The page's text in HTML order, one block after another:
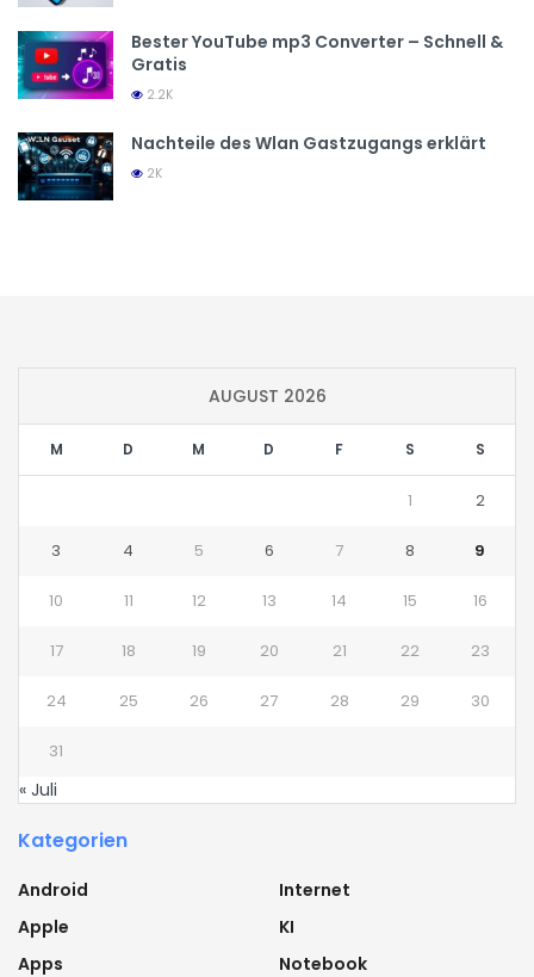
Bester YouTube mp3 Converter – Schnell &
Gratis
2.2K
Nachteile des Wlan Gastzugangs erklärt
2K
AUGUST 2026
M D M D F S S
1 2
3 4 5 6 7 8 9
10 11 12 13 14 15 16
17 18 19 20 21 22 23
24 25 26 27 28 29 30
31
« Juli
Kategorien
Android
Apple
Apps
Internet
KI
Notebook